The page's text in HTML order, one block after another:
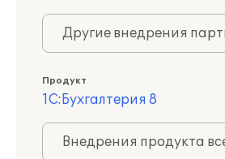
Другие внедрения
Продукт
1С:Бухгалтерия 8
Внедрения продукта